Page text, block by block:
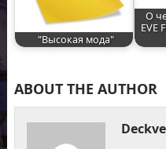
"Высокая мода"
О
EVE
ABOUT THE AUTHOR